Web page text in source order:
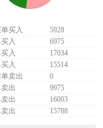
买入
5928
入
6975
入
17034
入
15514
卖出
0
出
9975
出
16003
出
15788